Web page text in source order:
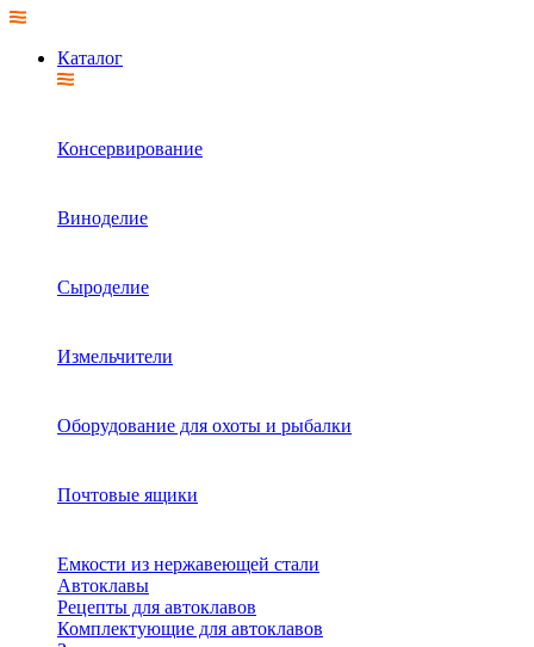
Каталог
Консервирование
Виноделие
Сыроделие
Измельчители
Оборудование для охоты и рыбалки
Почтовые ящики
Емкости из нержавеющей стали
Автоклавы
Рецепты для автоклавов
Комплектующие для автоклавов